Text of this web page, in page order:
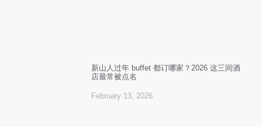
新山人过年 buffet 都订哪家？2026 这三间酒
店最常被点名
February 13, 2026